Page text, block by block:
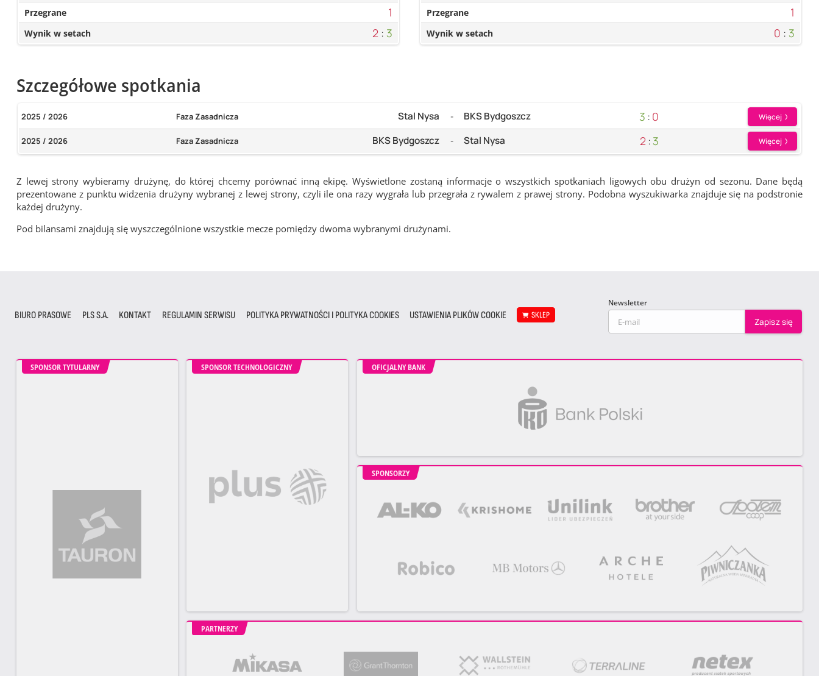
Przegrane 1
Wynik w setach 2 : 3
Przegrane 1
Wynik w setach 0 : 3
Szczegółowe spotkania
2025 / 2026 Faza Zasadnicza Stal Nysa - BKS Bydgoszcz 3 : 0 Więcej
2025 / 2026 Faza Zasadnicza BKS Bydgoszcz - Stal Nysa 2 : 3 Więcej
Z lewej strony wybieramy drużynę, do której chcemy porównać inną ekipę. Wyświetlone zostaną informacje o wszystkich spotkaniach ligowych obu drużyn od sezonu. Dane będą
prezentowane z punktu widzenia drużyny wybranej z lewej strony, czyli ile ona razy wygrała lub przegrała z rywalem z prawej strony. Podobna wyszukiwarka znajduje się na podstronie
każdej drużyny.
Pod bilansami znajdują się wyszczególnione wszystkie mecze pomiędzy dwoma wybranymi drużynami.
BIURO PRASOWE PLS S.A. KONTAKT REGULAMIN SERWISU POLITYKA PRYWATNOŚCI I POLITYKA COOKIES USTAWIENIA PLIKÓW COOKIE SKLEP
Newsletter
SPONSOR TYTULARNY SPONSOR TECHNOLOGICZNY OFICJALNY BANK
SPONSORZY
PARTNERZY